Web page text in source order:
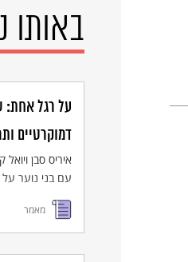
באותו
על רגל אחת:
דמוקרטיים
איריס סבן
עם בני נוער על
ומשפט. ההסכת
בחטיבת
והרוח, ויש בו
של 6-9 דקות.
מאמר